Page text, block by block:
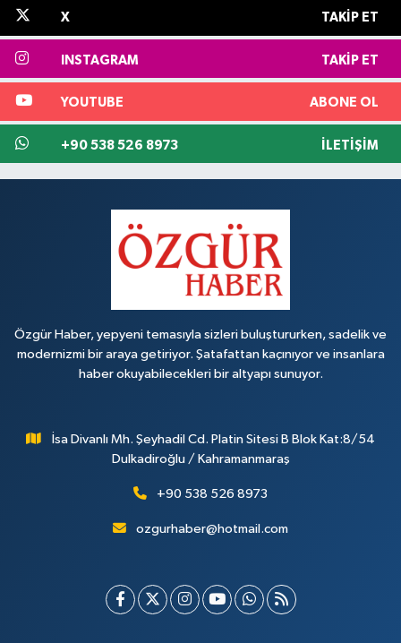
X TAKIP ET
INSTAGRAM TAKIP ET
YOUTUBE ABONE OL
+90 538 526 8973 İLETIŞIM
Özgür Haber, yepyeni temasıyla sizleri buluştururken, sadelik ve
modernizmi bir araya getiriyor. Şatafattan kaçınıyor ve insanlara
haber okuyabilecekleri bir altyapı sunuyor.
İsa Divanlı Mh. Şeyhadil Cd. Platin Sitesi B Blok Kat:8/54
Dulkadiroğlu / Kahramanmaraş
+90 538 526 8973
ozgurhaber@hotmail.com